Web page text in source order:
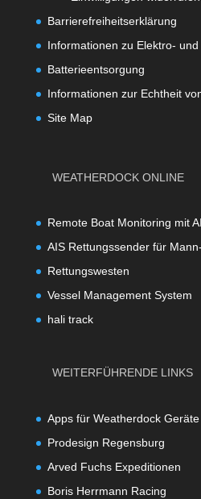
Barrierefreiheitserklärung
Informationen zu Elektro-
Batterieentsorgung
Informationen zur Echtheit
Site Map
WEATHERDOCK ONLINE
Remote Boat Monitoring mit
AIS Rettungssender für
Rettungswesten
Vessel Management System
hali track
WEITERFÜHRENDE LINKS
Apps für Weatherdock Geräte
Prodesign Regensburg
Arved Fuchs Expeditionen
Boris Herrmann Racing